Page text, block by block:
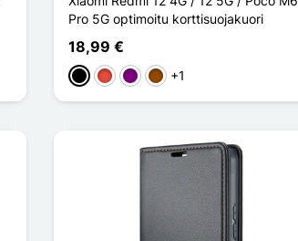
Pro 5G optimoitu korttisuojakuori
18,99 €
MustaPunainen
VioletRuskea
+1